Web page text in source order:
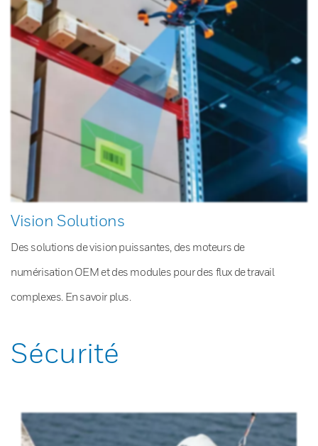
Vision Solutions
Des solutions de vision puissantes, des moteurs de
numérisation OEM et des modules pour des flux de travail
complexes. En savoir plus.
Sécurité